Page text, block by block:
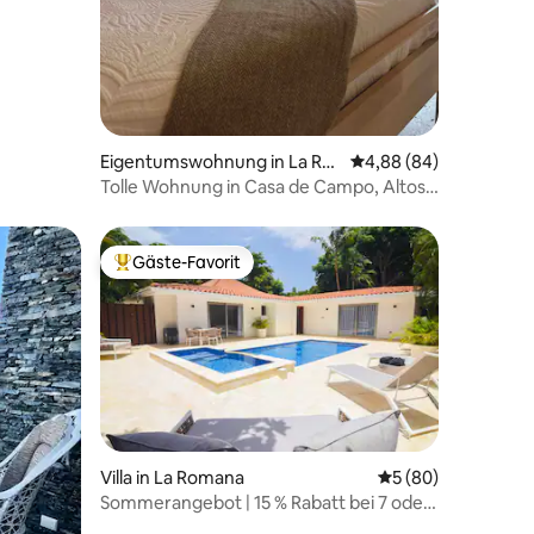
Eigentumswohnung in La Ro
mana
Durchschnittliche
4,88 (84)
Tolle Wohnung in Casa de Campo, Altos
Beliebter Gäste-Favorit.
Gäste-Favorit
Villa in La Romana Durchschnittliche
5 (80)
Sommerangebot | 15 % Rabatt bei 7 oder